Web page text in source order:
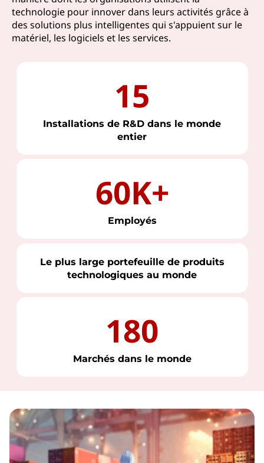
technologie pour innover dans leurs activités grâce à
des solutions plus intelligentes qui s'appuient sur le
matériel, les logiciels et les services.
15
Installations de R&D dans le monde
entier
60K+
Employés
Le plus large portefeuille de produits
technologiques au monde
180
Marchés dans le monde